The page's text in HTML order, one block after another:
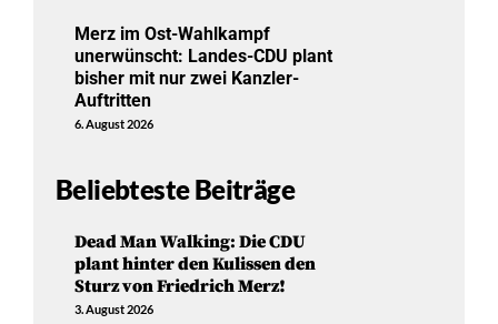
Merz im Ost-Wahlkampf
unerwünscht: Landes-CDU plant
bisher mit nur zwei Kanzler-
Auftritten
6. August 2026
Beliebteste Beiträge
Dead Man Walking: Die CDU
plant hinter den Kulissen den
Sturz von Friedrich Merz!
3. August 2026